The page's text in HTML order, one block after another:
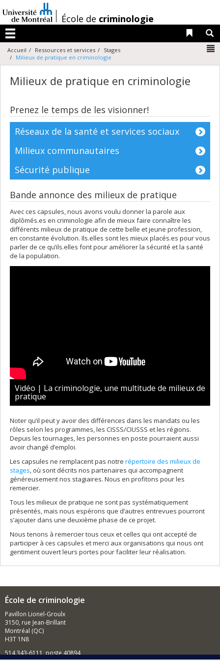
au
contenu
/École de criminologie
Menu
Liens
Accueil Ressources et services
Stages
Milieux de pratique en criminologie
Milieux de pratique en criminologie
Prenez le temps de les visionner!
Réseaux de la santé et services sociaux
Milieux communautaires
Sécurité publique
Bande annonce des milieux de pratique
Avec ces capsules, nous avons voulu donner la parole aux
diplômés.es en criminologie afin de mieux faire connaître les
différents milieux de pratique de cette belle et jeune profession,
en constante évolution. Ils.elles sont les mieux placés.es pour vous
parler de ce qu’ils.elles font pour améliorer la sécurité et la santé
de la population.
Vidéo | La criminologie, une multitude de milieux de
pratique
Noter qu’il peut y avoir des différences dans les mandats ou les
rôles selon les programmes, les CISSS/CIUSSS et les régions.
Depuis les tournages, les personnes en poste pourraient aussi
avoir changé d’emploi.
Les capsules ne remplacent pas notre répertoire des milieux de
stages , où sont décrits nos partenaires qui accompagnent
généreusement nos stagiaires. Nous en profitons pour les
remercier.
Tous les milieux de pratique ne sont pas systématiquement
présentés, mais nous espérons que d’autres entrevues pourront
s’ajouter dans une deuxième phase de ce projet.
Nous tenons à remercier tous ceux et celles qui ont accepté de
participer à ces capsules et merci aux organisations qui nous ont
gentiment ouvert leurs portes pour faciliter leur réalisation.
École de criminologie
Pavillon Lionel-Groulx
3150, rue Jean-Brillant
Montréal (QC)
H3T 1N8
514 343-6111, poste 40894